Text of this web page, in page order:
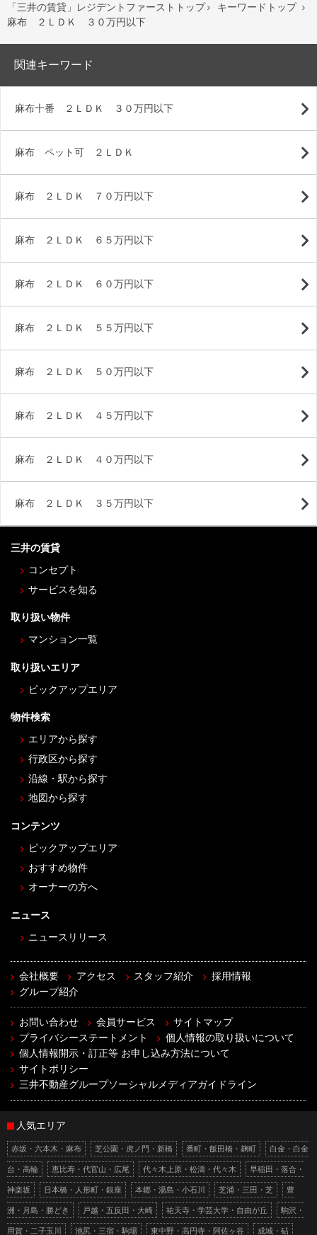
「三井の賃貸」レジデントファーストトップ  キーワードトップ 
麻布 ２ＬＤＫ ３０万円以下
関連キーワード
麻布十番 ２ＬＤＫ ３０万円以下
麻布 ペット可 ２ＬＤＫ
麻布 ２ＬＤＫ ７０万円以下
麻布 ２ＬＤＫ ６５万円以下
麻布 ２ＬＤＫ ６０万円以下
麻布 ２ＬＤＫ ５５万円以下
麻布 ２ＬＤＫ ５０万円以下
麻布 ２ＬＤＫ ４５万円以下
麻布 ２ＬＤＫ ４０万円以下
麻布 ２ＬＤＫ ３５万円以下
三井の賃貸
コンセプト
サービスを知る
取り扱い物件
マンション一覧
取り扱いエリア
ピックアップエリア
物件検索
エリアから探す
行政区から探す
沿線・駅から探す
地図から探す
コンテンツ
ピックアップエリア
おすすめ物件
オーナーの方へ
ニュース
ニュースリリース
会社概要 アクセス スタッフ紹介
採用情報
グループ紹介
お問い合わせ 会員サービス
サイトマップ
プライバシーステートメント
個人情報の取り扱いについて
個人情報開示・訂正等 お申し込み方法について
サイトポリシー
三井不動産グループソーシャルメディアガイドライン
人気エリア
赤坂・六本木・麻布 芝公園・虎ノ門・新橋 番町・飯田橋・麹町 白金・白金
台・高輪 恵比寿・代官山・広尾 代々木上原・松濤・代々木 早稲田・落合・
神楽坂 日本橋・人形町・銀座 本郷・湯島・小石川 芝浦・三田・芝 豊
洲・月島・勝どき 戸越・五反田・大崎 祐天寺・学芸大学・自由が丘 駒沢・
用賀・二子玉川 池尻・三宿・駒場 東中野・高円寺・阿佐ヶ谷 成城・砧